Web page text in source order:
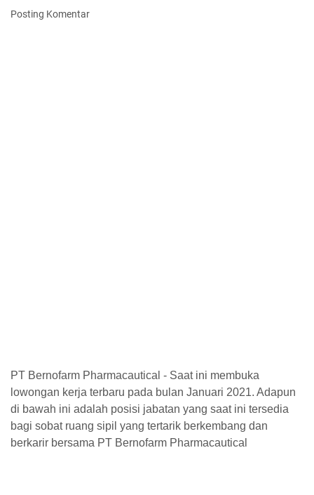
Posting Komentar
PT Bernofarm Pharmacautical - Saat ini membuka
lowongan kerja terbaru pada bulan Januari 2021. Adapun
di bawah ini adalah posisi jabatan yang saat ini tersedia
bagi sobat ruang sipil yang tertarik berkembang dan
berkarir bersama PT Bernofarm Pharmacautical